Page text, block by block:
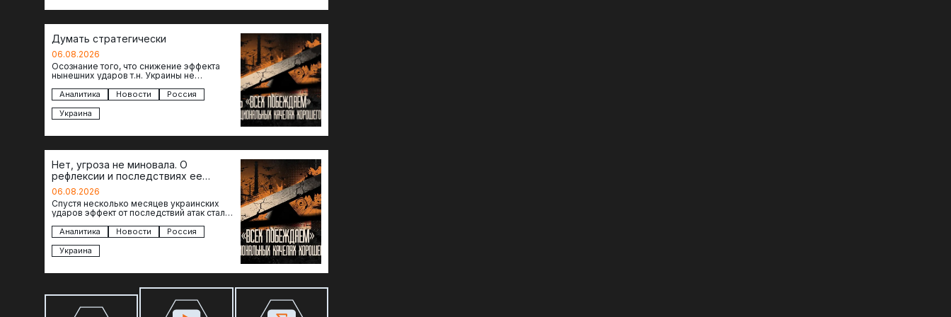
Думать стратегически
06.08.2026
Осознание того, что снижение эффекта
нынешних ударов т.н. Украины не
— повод задаться вопросом: что делать…
Аналитика Новости
Россия
Украина
Нет, угроза не миновала. О
рефлексии и последствиях ее
отсутствия
06.08.2026
Спустя несколько месяцев украинских
ударов эффект от последствий атак стал
коллапса розничной торговли не…
Аналитика Новости
Россия
Украина